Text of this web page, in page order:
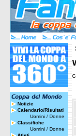
Notizie
Calendario/Risultati
Uomini / Donne
Classifiche
Uomini / Donne